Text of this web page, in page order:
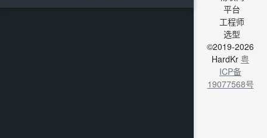
平台
工程师
选型
©2019-2026
HardKr 粤
ICP备
19077568号